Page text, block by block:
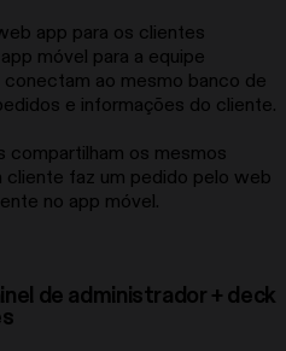
app para os clientes
móvel para a equipe
ao mesmo banco de
e informações do cliente.
compartilham os mesmos
cliente faz um pedido pelo web
no app móvel.
de administrador + deck